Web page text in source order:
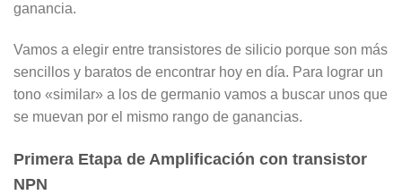
ganancia.
Vamos a elegir entre transistores de silicio porque son más
sencillos y baratos de encontrar hoy en día. Para lograr un
tono «similar» a los de germanio vamos a buscar unos que
se muevan por el mismo rango de ganancias.
Primera Etapa de Amplificación con transistor
NPN